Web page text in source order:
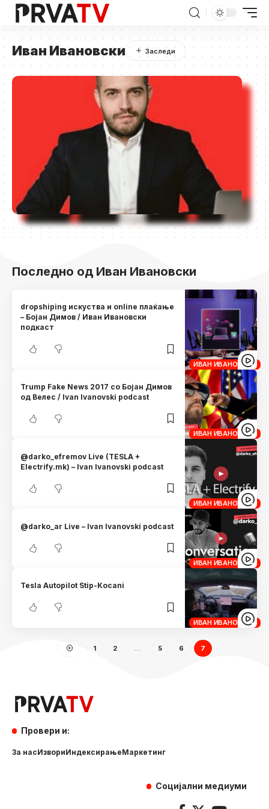
Иван Ивановски
Последно од Иван Ивановски
ИВАН ИВАНОВСКИ
dropshiping искуства и online плаќање
– Бојан Димов / Иван Ивановски
подкаст
ИВАН ИВАНОВСКИ
Trump Fake News 2017 со Бојан Димов
од Велес / Ivan Ivanovski podcast
ИВАН ИВАНОВСКИ
@darko_efremov Live (TESLA +
Electrify.mk) – Ivan Ivanovski podcast
ИВАН ИВАНОВСКИ
@darko_ar Live – Ivan Ivanovski podcast
ИВАН ИВАНОВСКИ
Tesla Autopilot Stip-Kocani
1 2 … 5 6 7
Провери и:
За насИзвориИндексирањеМаркетинг
Социјални медиуми